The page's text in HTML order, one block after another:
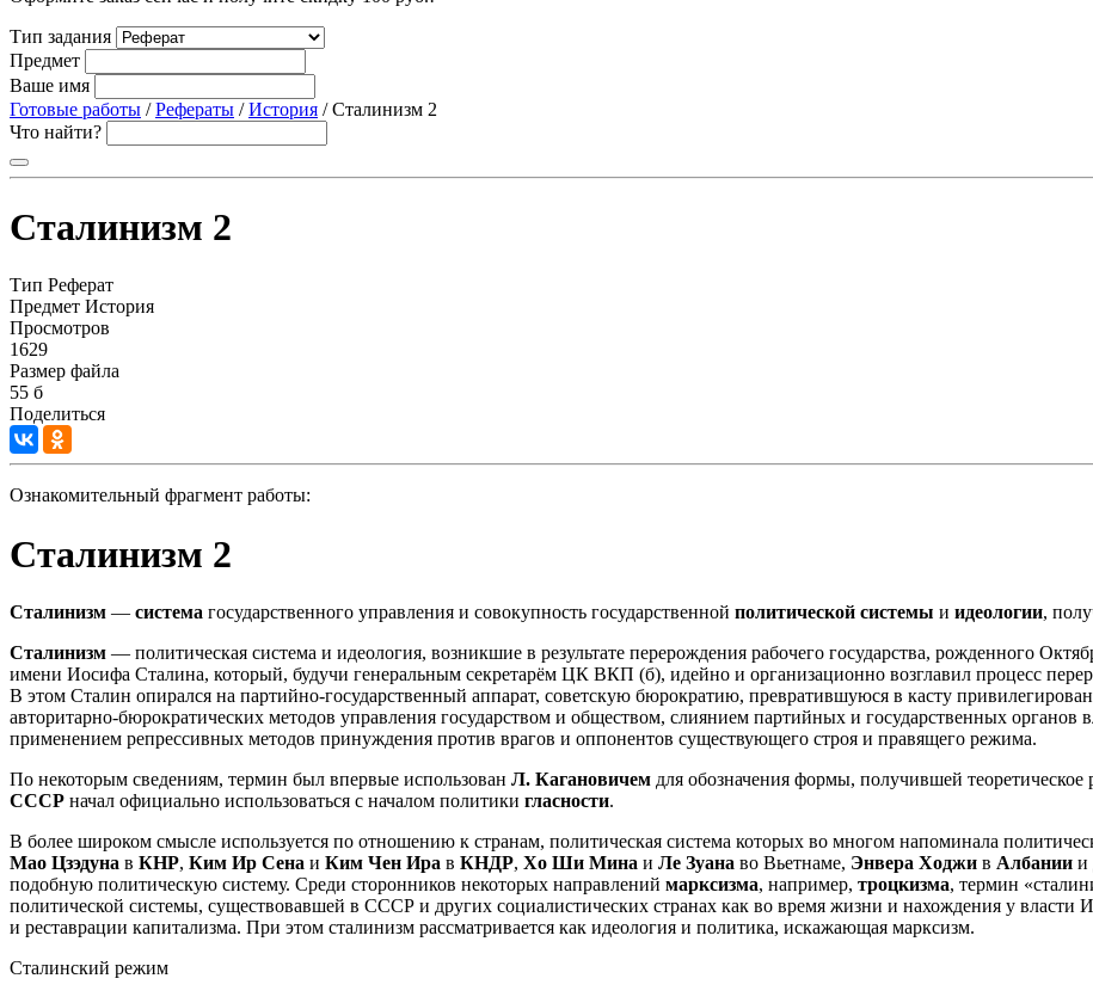
Тип задания
Предмет
Ваше имя
Готовые работы /Рефераты /История / Сталинизм 2
Что найти?
Сталинизм 2
Тип Реферат
Предмет История
Просмотров
1629
Размер файла
55 б
Поделиться
Ознакомительный фрагмент работы:
Сталинизм 2
Сталинизм — система государственного управления и совокупность государственной политической системы и идеологии,
Сталинизм — политическая система и идеология, возникшие в результате перерождения рабочего государства, рожденного
имени Иосифа Сталина, который, будучи генеральным секретарём ЦК ВКП (б), идейно и организационно возглавил процесс
В этом Сталин опирался на партийно-государственный аппарат, советскую бюрократию, превратившуюся в касту
авторитарно-бюрократических методов управления государством и обществом, слиянием партийных и государственных
применением репрессивных методов принуждения против врагов и оппонентов существующего строя и правящего режима.
По некоторым сведениям, термин был впервые использован Л. Кагановичем для обозначения формы, получившей теоретическое
СССР начал официально использоваться с началом политики гласности.
В более широком смысле используется по отношению к странам, политическая система которых во многом напоминала
Мао Цзэдуна в КНР, Ким Ир Сена и Ким Чен Ира в КНДР, Хо Ши Мина и Ле Зуана во Вьетнаме, Энвера Ходжи в Албании и
подобную политическую систему. Среди сторонников некоторых направлений марксизма, например, троцкизма, термин
политической системы, существовавшей в СССР и других социалистических странах как во время жизни и нахождения у
и реставрации капитализма. При этом сталинизм рассматривается как идеология и политика, искажающая марксизм.
Сталинский режим